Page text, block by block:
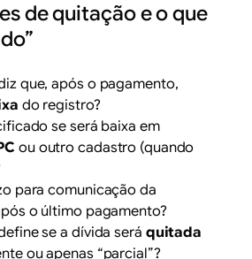
de quitação e o que
que, após o pagamento,
do registro?
se será baixa em
ou outro cadastro (quando
para comunicação da
o último pagamento?
se a dívida será quitada
ou apenas “parcial”?